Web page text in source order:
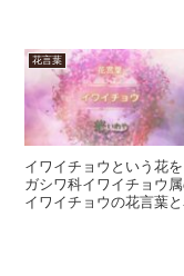
花言葉
イワイチョウという花
ガシワ科イワイチョウ
イワイチョウの花言葉